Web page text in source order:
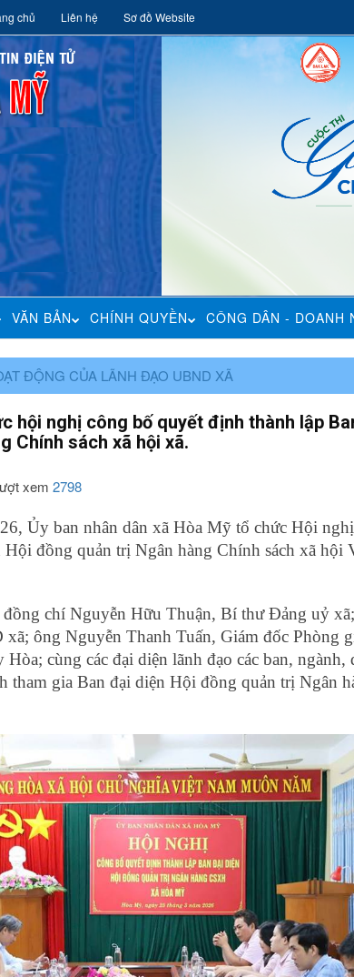
chủ Liên hệ Sơ đồ Website
VĂN BẢN CHÍNH QUYỀN CÔNG DÂN - DOANH
ĐỘNG CỦA LÃNH ĐẠO UBND XÃ
hội nghị công bố quyết định thành lập
Chính sách xã hội xã.
xem 2798
Ủy ban nhân dân xã Hòa Mỹ tổ chức Hội
đồng quản trị Ngân hàng Chính sách xã hội
chí Nguyễn Hữu Thuận, Bí thư Đảng uỷ
ông Nguyễn Thanh Tuấn, Giám đốc Phòng
cùng các đại diện lãnh đạo các ban, ngành,
tham gia Ban đại diện Hội đồng quản trị Ngân